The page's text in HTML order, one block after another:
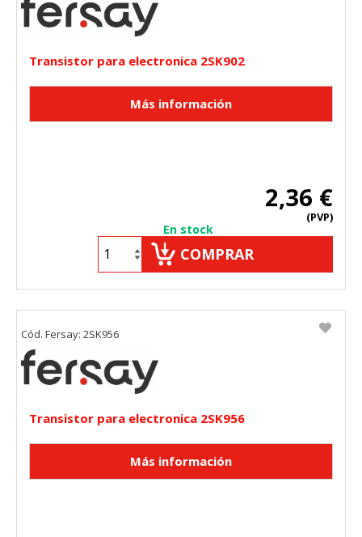
Transistor para electronica 2SK902
2,36 €
(PVP)
En stock
COMPRAR
Transistor para electronica 2SK956
Cód. Fersay: 2SK956